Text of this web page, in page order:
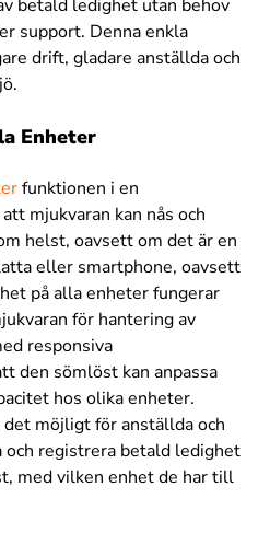
betald ledighet utan behov
support. Denna enkla
drift, gladare anställda och
Enheter
funktionen i en
mjukvaran kan nås och
helst, oavsett om det är en
eller smartphone, oavsett
på alla enheter fungerar
för hantering av
responsiva
den sömlöst kan anpassa
hos olika enheter.
möjligt för anställda och
och registrera betald ledighet
med vilken enhet de har till